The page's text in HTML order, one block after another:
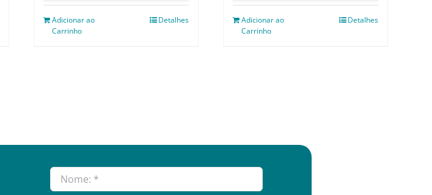
Adicionar ao
Carrinho
Detalhes
Adicionar ao
Carrinho
Detalhes